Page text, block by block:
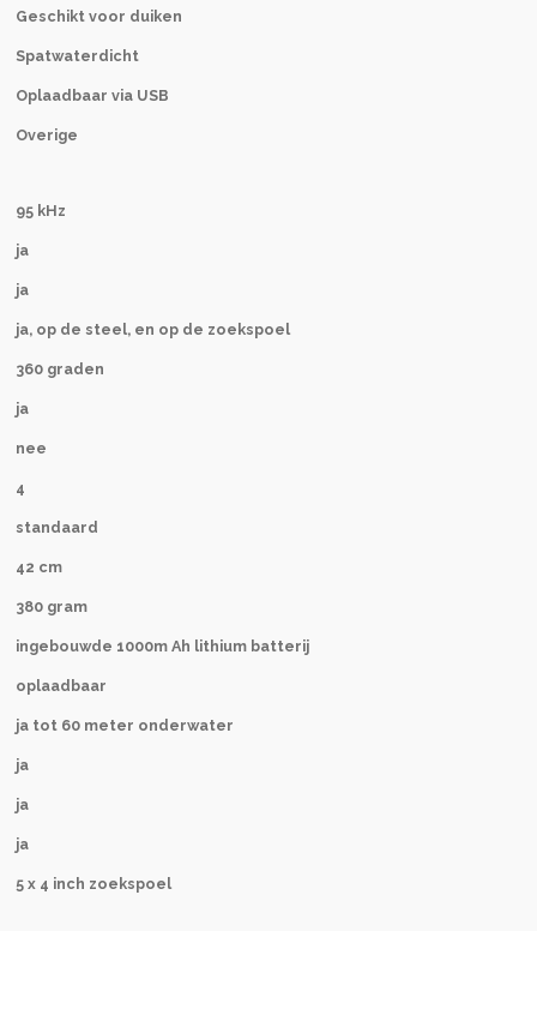
Geschikt voor duiken
Spatwaterdicht
Oplaadbaar via USB
Overige
95 kHz
ja
ja
ja, op de steel, en op de zoekspoel
360 graden
ja
nee
4
standaard
42 cm
380 gram
ingebouwde 1000m Ah lithium batterij
oplaadbaar
ja tot 60 meter onderwater
ja
ja
ja
5 x 4 inch zoekspoel